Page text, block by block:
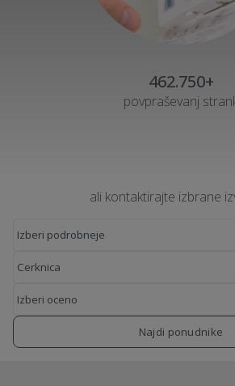
462.750+
povpraševanj
ali kontaktirajte izbrane
Najdi ponudnike